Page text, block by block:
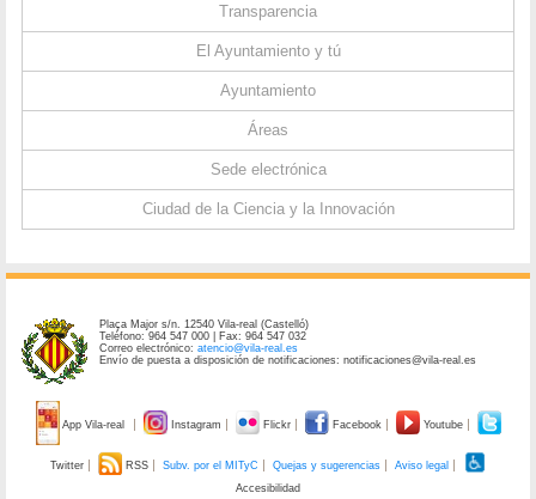
Transparencia
El Ayuntamiento y tú
Ayuntamiento
Áreas
Sede electrónica
Ciudad de la Ciencia y la Innovación
Plaça Major s/n. 12540 Vila-real (Castelló)
Teléfono: 964 547 000 | Fax: 964 547 032
Correo electrónico:atencio@vila-real.es
Envío de puesta a disposición de notificaciones: notificaciones@vila-real.es
App Vila-real Instagram Flickr Facebook Youtube
Twitter RSS Subv. por el MITyC Quejas y sugerencias
Aviso legal
Accesibilidad